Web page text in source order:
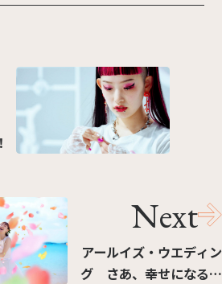
Next
アールイズ・ウエディン
グ さあ、幸せになる番